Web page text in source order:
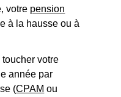
votre pension
à la hausse ou à
votre
année par
(CPAM ou